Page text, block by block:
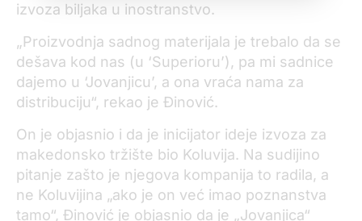
izvoza biljaka u inostranstvo.
„Proizvodnja sadnog materijala je trebalo da se
dešava kod nas (u ‘Superioru’), pa mi sadnice
dajemo u ‘Jovanjicu’, a ona vraća nama za
distribuciju“, rekao je Đinović.
On je objasnio i da je inicijator ideje izvoza za
makedonsko tržište bio Koluvija. Na sudijino
pitanje zašto je njegova kompanija to radila, a
ne Koluvijina „ako je on već imao poznanstva
tamo“, Đinović je objasnio da je „Jovanjica“